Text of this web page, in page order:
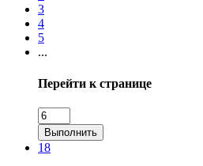
3
4
5
...
Перейти к странице
Выполнить
18